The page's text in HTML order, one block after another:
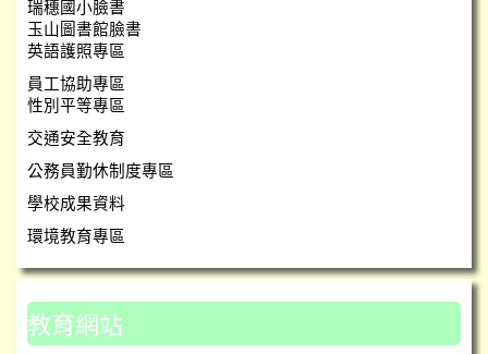
瑞穗國小臉書
玉山圖書館臉書
英語護照專區
員工協助專區
性別平等專區
交通安全教育
公務員勤休制度專區
學校成果資料
環境教育專區
教育網站